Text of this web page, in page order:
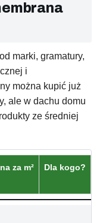
marki, gramatury,
i
można kupić już
ale w dachu domu
ze średniej
za m² Dla kogo?